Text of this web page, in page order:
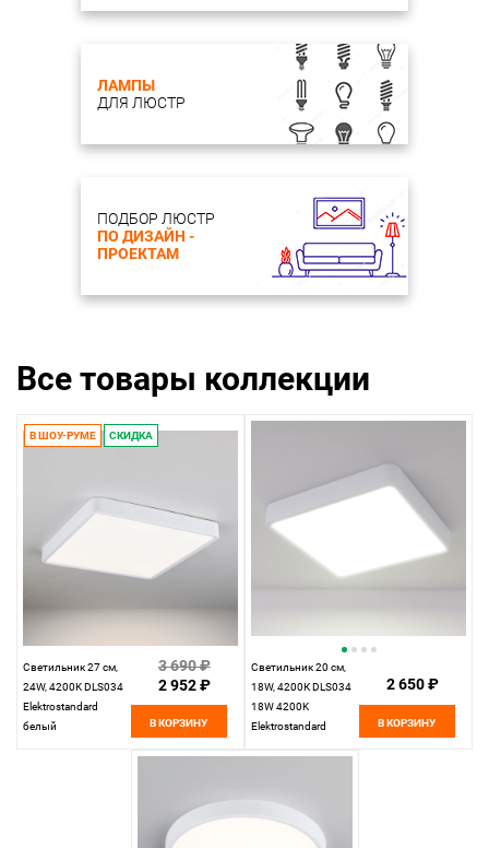
ЛАМПЫ
ДЛЯ ЛЮСТР
ПОДБОР ЛЮСТР
ПО ДИЗАЙН -
ПРОЕКТАМ
Все товары коллекции
В ШОУ-РУМЕ СКИДКА
Светильник 27 см,
24W, 4200K DLS034
Elektrostandard
белый
3 690 ₽
2 952 ₽
В КОРЗИНУ
Светильник 20 см,
18W, 4200К DLS034
18W 4200K
Elektrostandard
2 650 ₽
В КОРЗИНУ